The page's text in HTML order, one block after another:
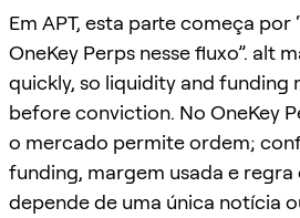
Em APT, esta parte começa por
OneKey Perps nesse fluxo”. alt
quickly, so liquidity and funding
before conviction. No OneKey
o mercado permite ordem;
funding, margem usada e regra
depende de uma única notícia